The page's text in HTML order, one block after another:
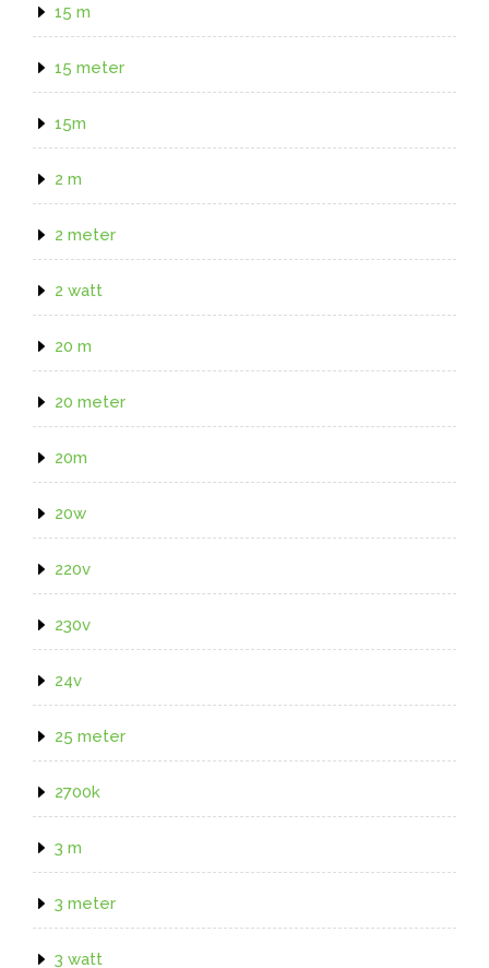
15 m
15 meter
15m
2 m
2 meter
2 watt
20 m
20 meter
20m
20w
220v
230v
24v
25 meter
2700k
3 m
3 meter
3 watt